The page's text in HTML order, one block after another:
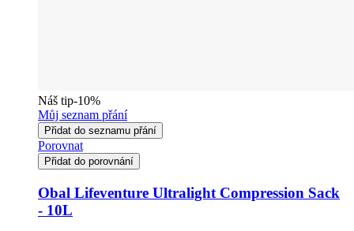
Náš tip-10%
Můj seznam přání
Přidat do seznamu přání
Porovnat
Přidat do porovnání
Obal Lifeventure Ultralight Compression Sack
- 10L